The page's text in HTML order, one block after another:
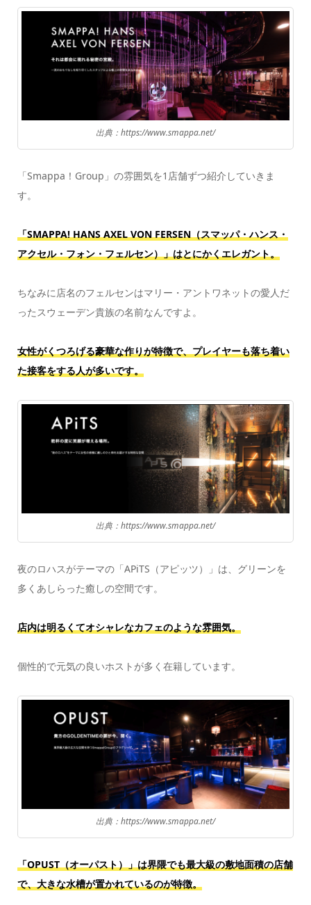
出典：https://www.smappa.net/
「Smappa！Group」の雰囲気を1店舗ずつ紹介していきま
す。
「SMAPPA! HANS AXEL VON FERSEN（スマッパ・ハンス・
アクセル・フォン・フェルセン）」はとにかくエレガント。
ちなみに店名のフェルセンはマリー・アントワネットの愛人だ
ったスウェーデン貴族の名前なんですよ。
女性がくつろげる豪華な作りが特徴で、プレイヤーも落ち着い
た接客をする人が多いです。
出典：https://www.smappa.net/
夜のロハスがテーマの「APiTS（アピッツ）」は、グリーンを
多くあしらった癒しの空間です。
店内は明るくてオシャレなカフェのような雰囲気。
個性的で元気の良いホストが多く在籍しています。
出典：https://www.smappa.net/
「OPUST（オーパスト）」は界隈でも最大級の敷地面積の店舗
で、大きな水槽が置かれているのが特徴。